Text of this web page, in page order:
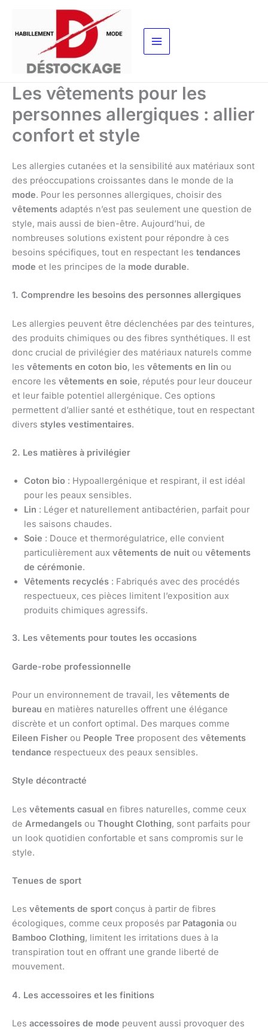
contenu
Les vêtements pour les
personnes allergiques : allier
confort et style
Les allergies cutanées et la sensibilité aux matériaux sont
des préoccupations croissantes dans le monde de la
mode. Pour les personnes allergiques, choisir des
vêtements adaptés n’est pas seulement une question de
style, mais aussi de bien-être. Aujourd’hui, de
nombreuses solutions existent pour répondre à ces
besoins spécifiques, tout en respectant les tendances
mode et les principes de la mode durable.
1. Comprendre les besoins des personnes allergiques
Les allergies peuvent être déclenchées par des teintures,
des produits chimiques ou des fibres synthétiques. Il est
donc crucial de privilégier des matériaux naturels comme
les vêtements en coton bio, les vêtements en lin ou
encore les vêtements en soie, réputés pour leur douceur
et leur faible potentiel allergénique. Ces options
permettent d’allier santé et esthétique, tout en respectant
divers styles vestimentaires.
2. Les matières à privilégier
Coton bio : Hypoallergénique et respirant, il est idéal
pour les peaux sensibles.
Lin : Léger et naturellement antibactérien, parfait pour
les saisons chaudes.
Soie : Douce et thermorégulatrice, elle convient
particulièrement aux vêtements de nuit ou vêtements
de cérémonie.
Vêtements recyclés : Fabriqués avec des procédés
respectueux, ces pièces limitent l’exposition aux
produits chimiques agressifs.
3. Les vêtements pour toutes les occasions
Garde-robe professionnelle
Pour un environnement de travail, les vêtements de
bureau en matières naturelles offrent une élégance
discrète et un confort optimal. Des marques comme
Eileen Fisher ou People Tree proposent des vêtements
tendance respectueux des peaux sensibles.
Style décontracté
Les vêtements casual en fibres naturelles, comme ceux
de Armedangels ou Thought Clothing, sont parfaits pour
un look quotidien confortable et sans compromis sur le
style.
Tenues de sport
Les vêtements de sport conçus à partir de fibres
écologiques, comme ceux proposés par Patagonia ou
Bamboo Clothing, limitent les irritations dues à la
transpiration tout en offrant une grande liberté de
mouvement.
4. Les accessoires et les finitions
Les accessoires de mode peuvent aussi provoquer des